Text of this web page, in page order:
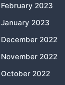
February 2023
January 2023
December 2022
November 2022
October 2022